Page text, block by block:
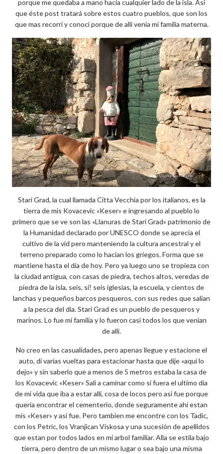
porque me quedaba a mano hacia cualquier lado de la isla. Asi
que éste post tratará sobre estos cuatro pueblos, que son los
que mas recorri y conoci porque de alli venia mi familia materna.
Stari Grad, la cual llamada Citta Vecchia por los italianos, es la
tierra de mis Kovacevic «Keser» e ingresando al pueblo lo
primero que se ve son las «Llanuras de Stari Grad» patrimonio de
la Humanidad declarado por UNESCO donde se aprecia el
cultivo de la vid pero manteniendo la cultura ancestral y el
terreno preparado como lo hacian los griegos. Forma que se
mantiene hasta el día de hoy. Pero ya luego uno se tropieza con
la ciudad antigua, con casas de piedra, techos altos, veredas de
piedra de la isla, seis, sí! seis iglesias, la escuela, y cientos de
lanchas y pequeños barcos pesqueros, con sus redes que salian
a la pesca del dia. Stari Grad es un pueblo de pesqueros y
marinos. Lo fue mi familia y lo fueron casi todos los que venian
de alli.
No creo en las casualidades, pero apenas llegue y estacione el
auto, di varias vueltas para estacionar hasta que dije «aqui lo
dejo» y sin saberlo que a menos de 5 metros estaba la casa de
los Kovacevic «Keser» Sali a caminar como si fuera el ultimo dia
de mi vida que iba a estar alli, cosa de locos pero asi fue porque
queria encontrar el cementerio, donde seguramente ahi estan
mis «Keser» y asi fue. Pero tambien me encontre con los Tadic,
con los Petric, los Vranjican Viskosa y una sucesión de apellidos
que estan por todos lados en mi arbol familiar. Alla se estila bajo
tierra, pero dentro de un mismo lugar o sea bajo una misma